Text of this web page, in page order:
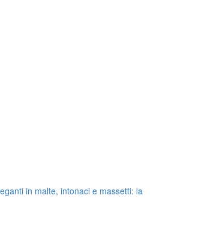
in malte, intonaci e massetti: la